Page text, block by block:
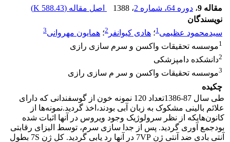
مقاله 9
، دوره 64، شماره 2 ، 1388 اصل مقاله (588.43 K
)
نویسندگان
سیدمحمود عظیمی1؛ هادی کیوانفر 2؛ همایون مهروانی3
1موسسه تحقیقات واکسن و سرم سازی رازی
2دانشکده دامپزشکی
3موسسه تحقیقات واکسن و سر م سازی رازی
چکیده
طی سال 87-1386تعداد 120 نمونه خون از گوسفندانی که دارای
علائم بالینی مشکوک به زبان آبی بودند،اخذ گردید.نمونه‌ها از
کانون‌هایکه از نظر سرولوژیک وجود ویروس در آنها اثبات شده
بودجمع آوری گردید. پس از جدا سازی سرم، توسط الیزای رقابتی
آنتی بادی ضد آنتی ژن ‌7VP در آنها رد یابی گردید. کل ژن‌ 7S بطول‌